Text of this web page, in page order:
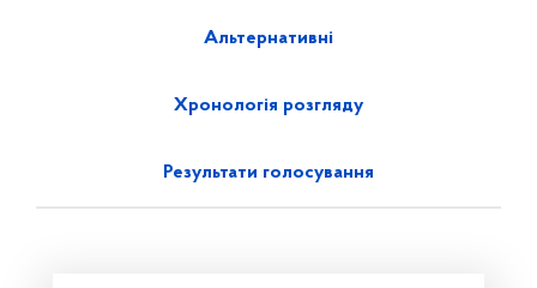
Альтернативні
Хронологія розгляду
Результати голосування